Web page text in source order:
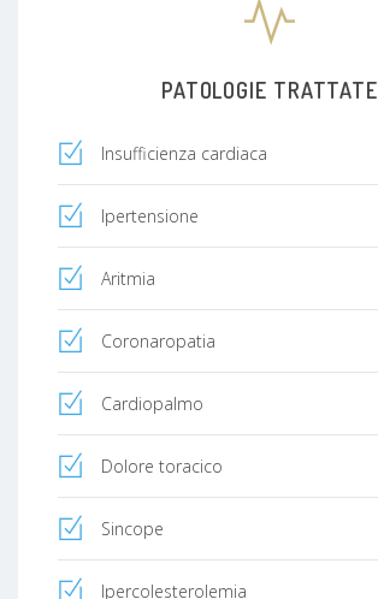
PATOLOGIE TRATTATE
Insufficienza cardiaca
Ipertensione
Aritmia
Coronaropatia
Cardiopalmo
Dolore toracico
Sincope
Ipercolesterolemia